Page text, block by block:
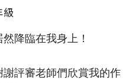
級
降臨在我身上！
評審老師們欣賞我的作